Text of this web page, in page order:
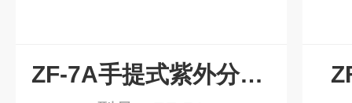
ZF-7A手提式紫外分析仪